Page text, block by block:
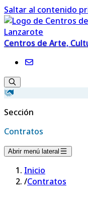
Saltar al contenido
Centros de Arte,
Sección
Contratos
Abrir menú lateral
Inicio
/Contratos